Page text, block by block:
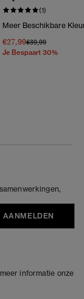
(1)
Meer Beschikbare
€27,99Prijs Verlaagd Van
€39,99Naar
Je Bespaart 30%
AANMELDEN
informatie onze